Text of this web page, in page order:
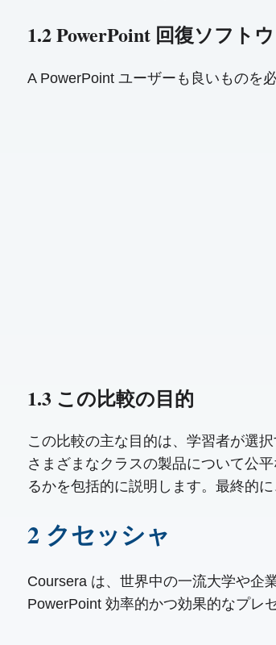
1.2 PowerPoint 回復ソフト
A PowerPoint ユーザーも良いものを
1.3 この比較の目的
この比較の主な目的は、学習者が選
さまざまなクラスの製品について公
るかを包括的に説明します。最終的
2 クセッシャ
Coursera は、世界中の一流大学や企
PowerPoint 効率的かつ効果的なプレ